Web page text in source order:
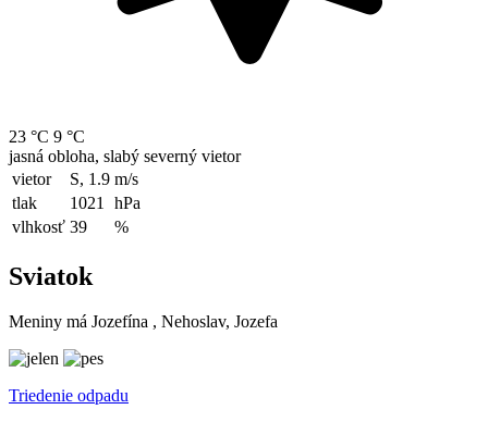
23 °C 9 °C
jasná obloha, slabý severný vietor
vietor
S, 1.9 m/s
tlak
1021
hPa
vlhkosť 39 %
Sviatok
Meniny má Jozefína , Nehoslav, Jozefa
Triedenie odpadu